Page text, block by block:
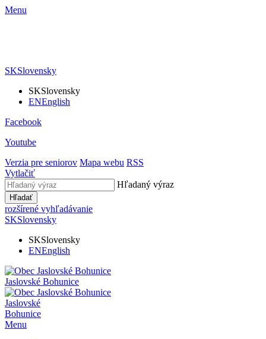
Menu
SKSlovensky
SKSlovensky
ENEnglish
Facebook
Youtube
Verzia pre seniorov Mapa webu RSS
Vytlačiť
Hľadaný výraz
Hľadať
rozšírené vyhľadávanie
SKSlovensky
SKSlovensky
ENEnglish
Jaslovské Bohunice
Jaslovské
Bohunice
Menu